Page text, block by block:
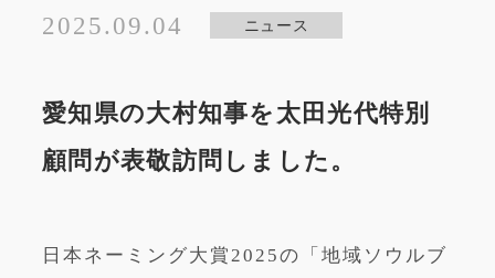
2025.09.04 ニュース
愛知県の大村知事を太田光代特別
顧問が表敬訪問しました。
日本ネーミング大賞2025の「地域ソウルブ